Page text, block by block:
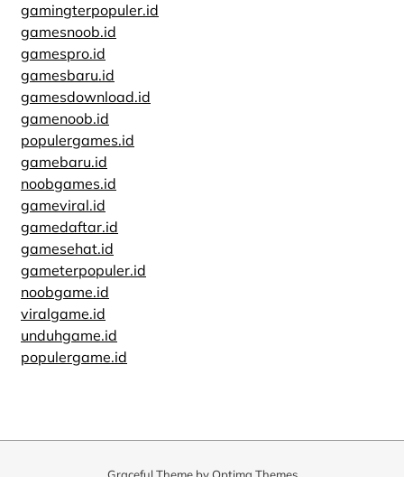
gamingterpopuler.id
gamesnoob.id
gamespro.id
gamesbaru.id
gamesdownload.id
gamenoob.id
populergames.id
gamebaru.id
noobgames.id
gameviral.id
gamedaftar.id
gamesehat.id
gameterpopuler.id
noobgame.id
viralgame.id
unduhgame.id
populergame.id